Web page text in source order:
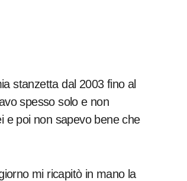
stanzetta dal 2003 fino al
spesso solo e non
e poi non sapevo bene che
mi ricapitò in mano la